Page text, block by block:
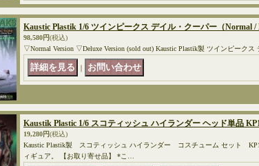
Kaustic Plastik 1/6 ツインピークス デイル・クーパー（Normal
98,580円(税込)
▽Normal Version ▽Deluxe Version (sold out) Kaustic Plastik製 ツインピークス
｜
Kaustik Plastic 1/6 スコティッシュ ハイランダー ヘッド単品
19,280円(税込)
Kaustic Plastik製 スコティッシュ ハイランダー コスチューム セット
ィギュア。 【お取り寄せ品】 *こ…